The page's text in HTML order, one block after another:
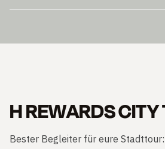
H REWARDS CITY
Bester Begleiter für eure